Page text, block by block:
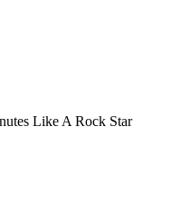
Like A Rock Star